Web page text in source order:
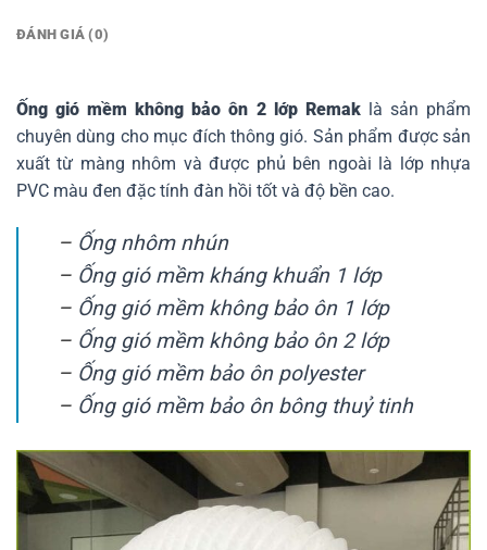
ĐÁNH GIÁ (0)
Ống gió mềm không bảo ôn 2 lớp Remaklà sản phẩm
chuyên dùng cho mục đích thông gió. Sản phẩm được sản
xuất từ màng nhôm và được phủ bên ngoài là lớp nhựa
PVC màu đen đặc tính đàn hồi tốt và độ bền cao.
– Ống nhôm nhún
– Ống gió mềm kháng khuẩn 1 lớp
– Ống gió mềm không bảo ôn 1 lớp
– Ống gió mềm không bảo ôn 2 lớp
– Ống gió mềm bảo ôn polyester
– Ống gió mềm bảo ôn bông thuỷ tinh